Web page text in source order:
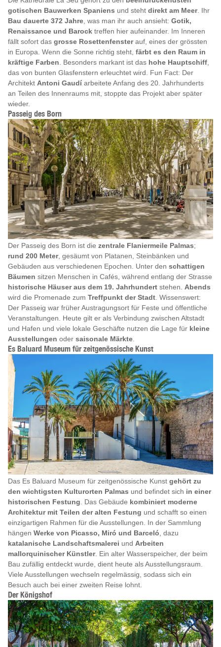
gotischen Bauwerken Spaniens und steht direkt am Meer. Ihr
Bau dauerte 372 Jahre , was man ihr auch ansieht: Gotik,
Renaissance und Barock treffen hier aufeinander. Im Inneren
fällt sofort das grosse Rosettenfensterauf, eines der grössten
in Europa. Wenn die Sonne richtig steht, färbt es den Raum in
kräftige Farben . Besonders markant ist das hohe Hauptschiff
das von bunten Glasfenstern erleuchtet wird. Fun Fact: Der
Architekt Antoni Gaudí arbeitete Anfang des 20. Jahrhunderts
an Teilen des Innenraums mit, stoppte das Projekt aber später
wieder.
Passeig des Born
Der Passeig des Born ist die zentrale Flaniermeile Palmas;
rund 200 Meter, gesäumt von Platanen, Steinbänken und
Gebäuden aus verschiedenen Epochen. Unter den schattigen
Bäumen sitzen Menschen in Cafés, während entlang der Strasse
historische Häuser aus dem 19. Jahrhundert stehen. Abends
wird die Promenade zum Treffpunkt der Stadt . Wissenswert:
Der Passeig war früher Austragungsort für Feste und öffentliche
Veranstaltungen. Heute gilt er als Verbindung zwischen Altstadt
und Hafen und viele lokale Geschäfte nutzen die Lage für kleine
Ausstellungen oder saisonale Märkte
Es Baluard Museum für zeitgenössische Kunst
Das Es Baluard Museum für zeitgenössische Kunst gehört zu
den wichtigsten Kulturorten Palmas und befindet sich in einer
historischen Festung . Das Gebäude kombiniert moderne
Architektur mit Teilen der alten Festung und schafft so einen
einzigartigen Rahmen für die Ausstellungen. In der Sammlung
hängen Werke von Picasso, Miró und Barceló , dazu
katalanische Landschaftsmalerei und Arbeiten
mallorquinischer Künstler. Ein alter Wasserspeicher, der beim
Bau zufällig entdeckt wurde, dient heute als Ausstellungsraum.
Viele Ausstellungen wechseln regelmässig, sodass sich ein
Besuch auch bei einer zweiten Reise lohnt.
Der Königshof